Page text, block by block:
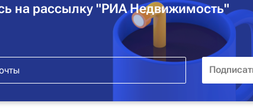
на рассылку "РИА Недвижимость"